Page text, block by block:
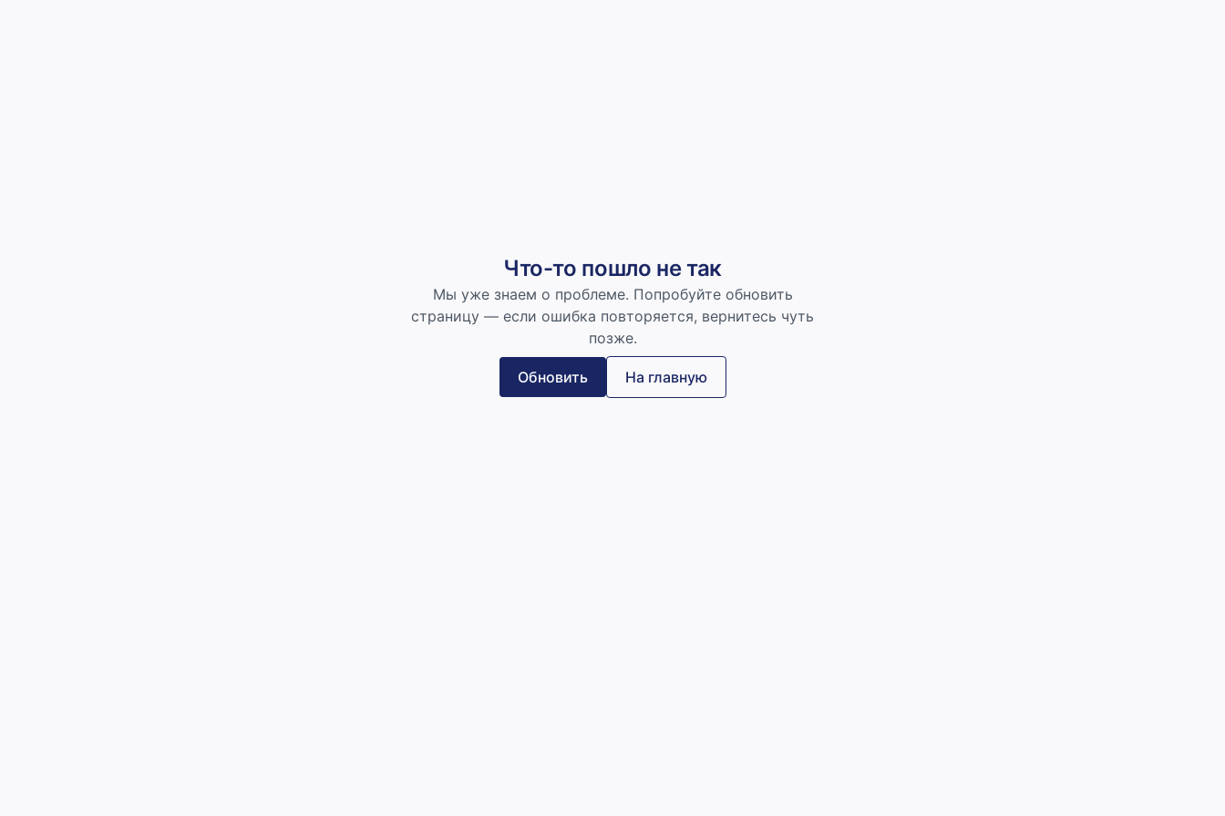
Что-то пошло не так
Мы уже знаем о проблеме. Попробуйте обновить
страницу — если ошибка повторяется, вернитесь чуть
позже.
Обновить На главную